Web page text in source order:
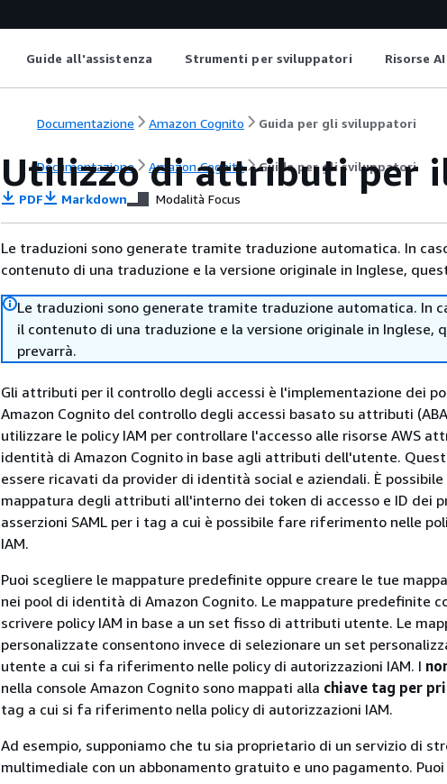
Guide all'assistenza Strumenti per sviluppatori Risorse AI
Documentazione Amazon Cognito Guida per gli sviluppatori
Documentazione Amazon Cognito Guida per gli sviluppatori
Utilizzo di attributi per
PDF Markdown Modalità Focus
Le traduzioni sono generate tramite traduzione automatica. In
contenuto di una traduzione e la versione originale in Inglese,
Le traduzioni sono generate tramite traduzione automatica. In
il contenuto di una traduzione e la versione originale in Inglese,
prevarrà.
Gli attributi per il controllo degli accessi è l'implementazione dei
Amazon Cognito del controllo degli accessi basato su attributi
utilizzare le policy IAM per controllare l'accesso alle risorse AWS
identità di Amazon Cognito in base agli attributi dell'utente.
essere ricavati da provider di identità social e aziendali. È possibile
mappatura degli attributi all'interno dei token di accesso e ID dei
asserzioni SAML per i tag a cui è possibile fare riferimento nelle
IAM.
Puoi scegliere le mappature predefinite oppure creare le tue
nei pool di identità di Amazon Cognito. Le mappature predefinite
scrivere policy IAM in base a un set fisso di attributi utente. Le
personalizzate consentono invece di selezionare un set
utente a cui si fa riferimento nelle policy di autorizzazioni IAM. I
nella console Amazon Cognito sono mappati alla chiave tag per
tag a cui si fa riferimento nella policy di autorizzazioni IAM.
Ad esempio, supponiamo che tu sia proprietario di un servizio di
multimediale con un abbonamento gratuito e uno pagamento.